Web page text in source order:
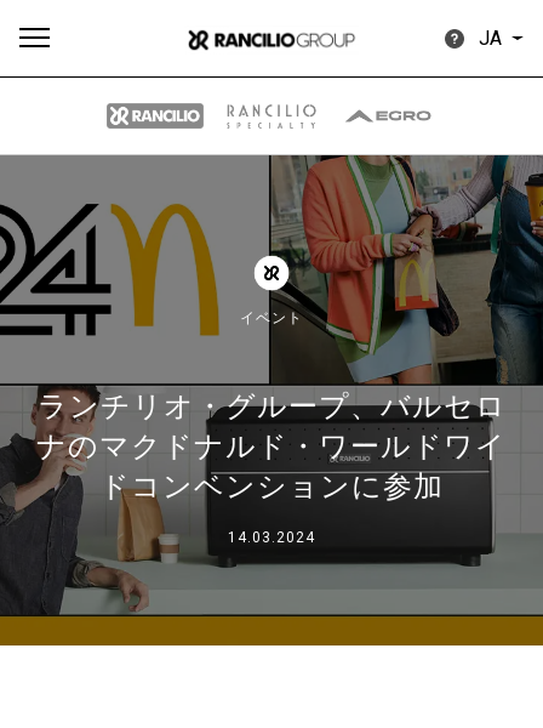
JA
イベント
ランチリオ・グループ、バルセロ
ナのマクドナルド・ワールドワイ
ドコンベンションに参加
14.03.2024
す
べ
て
製品
情報
ダウン
ロード
もっ
と見
る
Our brands
グループ
ニュース